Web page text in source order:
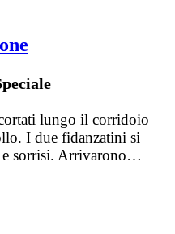
lungo il corridoio
I due fidanzatini si
e sorrisi. Arrivarono…